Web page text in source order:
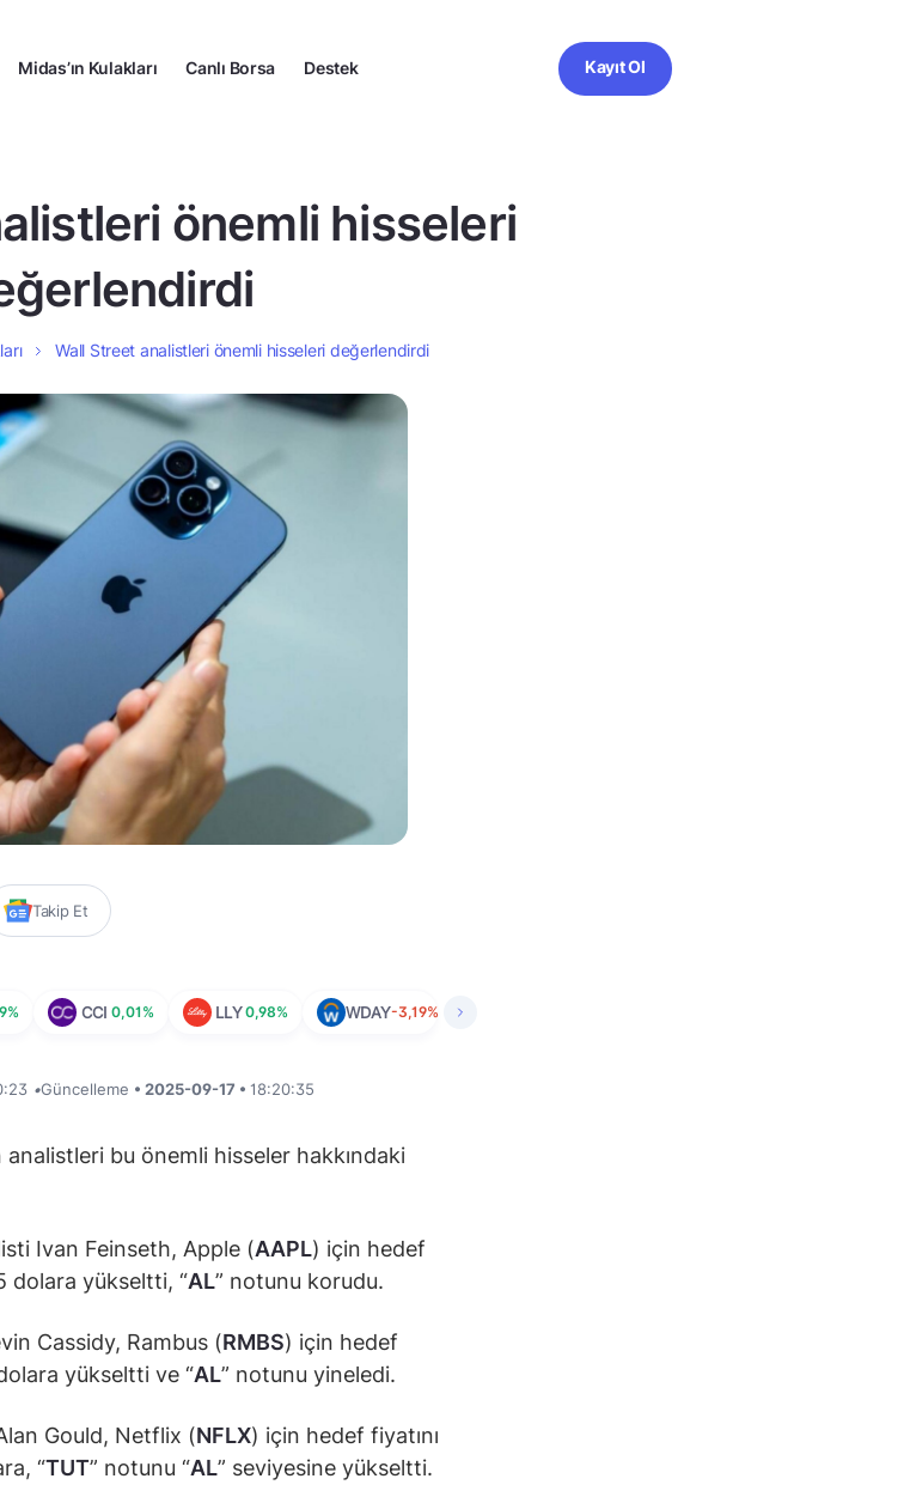
Midas’ın Kulakları Canlı Borsa Destek Kayıt Ol
önemli hisseleri
Wall Street analistleri önemli hisseleri değerlendirdi
Takip Et
CCI 0,01% LLY0,98% WDAY-3,19%
•Güncelleme • 2025-09-17 • 18:20:35
analistleri bu önemli hisseler hakkındaki
Ivan Feinseth, Apple (AAPL) için hedef
dolara yükseltti, “AL” notunu korudu.
Cassidy, Rambus (RMBS) için hedef
yükseltti ve “AL” notunu yineledi.
Gould, Netflix (NFLX) için hedef fiyatını
“TUT” notunu “AL” seviyesine yükseltti.